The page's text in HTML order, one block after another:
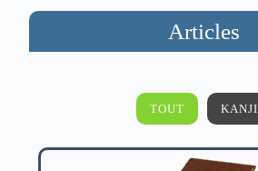
Articles
TOUT KANJI